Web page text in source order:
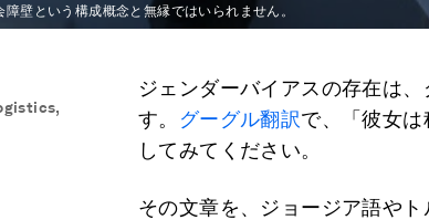
壁という構成概念と無縁ではいられません。
,
ジェンダーバイアスの存在は
す。
グーグル翻訳で、「彼女
してみてください。
その文章を、ジョージア語や